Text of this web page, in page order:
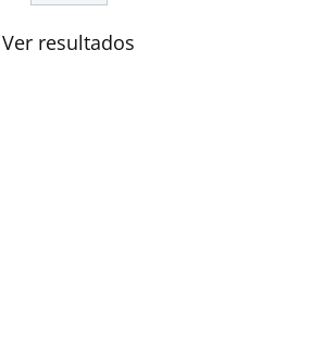
Ver resultados